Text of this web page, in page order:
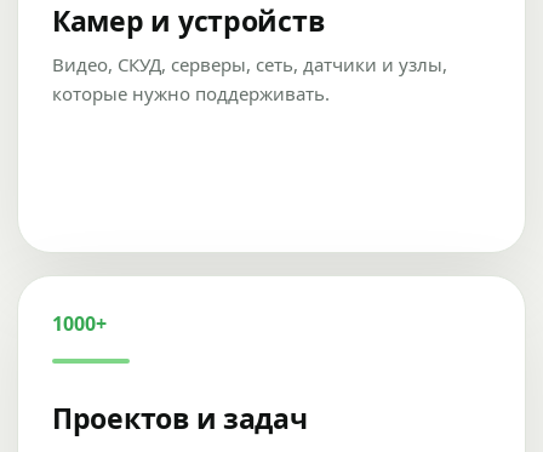
Камер и устройств
Видео, СКУД, серверы, сеть, датчики и узлы,
которые нужно поддерживать.
1000+
Проектов и задач